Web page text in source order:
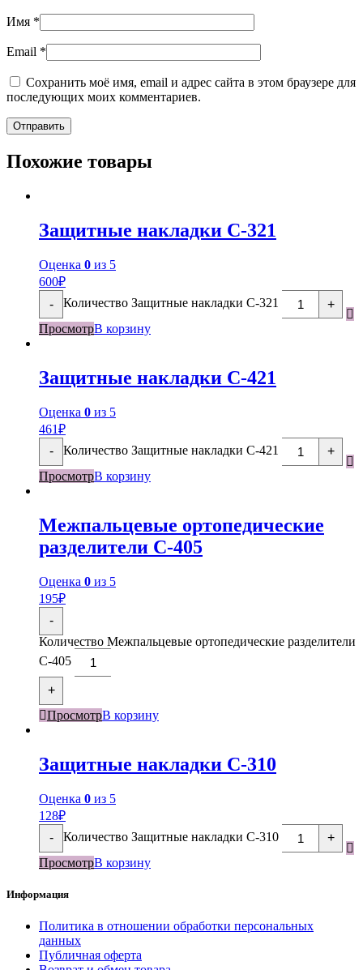
Имя *
Email *
Сохранить моё имя, email и адрес сайта в этом браузере для
последующих моих комментариев.
Похожие товары
Защитные накладки С-321
Оценка 0 из 5
600₽
-
Количество Защитные накладки С-321
+
ПросмотрВ корзину
Защитные накладки С-421
Оценка 0 из 5
461₽
-
Количество Защитные накладки С-421
+
ПросмотрВ корзину
Межпальцевые ортопедические
разделители С-405
Оценка 0 из 5
195₽
-
Количество Межпальцевые ортопедические разделители
С-405
+
ПросмотрВ корзину
Защитные накладки С-310
Оценка 0 из 5
128₽
-
Количество Защитные накладки С-310
+
ПросмотрВ корзину
Информация
Политика в отношении обработки персональных
данных
Публичная оферта